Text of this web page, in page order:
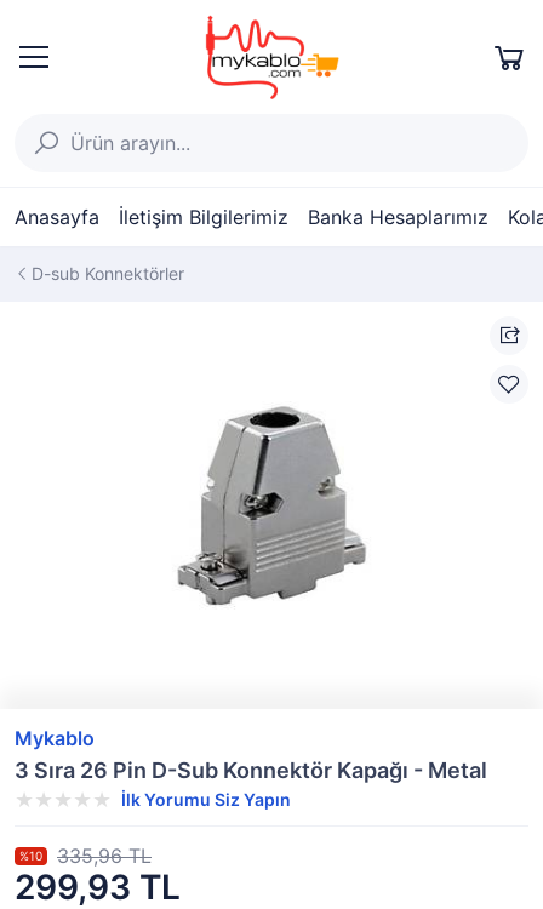
Anasayfa İletişim Bilgilerimiz Banka Hesaplarımız
D-sub Konnektörler
Mykablo
3 Sıra 26 Pin D-Sub Konnektör Kapağı - Metal
İlk Yorumu Siz Yapın
299,93 TL
%10 335,96 TL